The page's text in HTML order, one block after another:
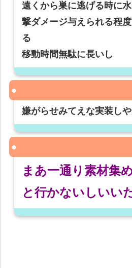
遠くから巣に逃げる時に
撃ダメージ与えられる程
る
移動時間無駄に長いし
嫌がらせみてえな実装し
まあ一通り素材集
と行かないしいい